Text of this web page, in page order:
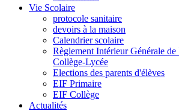
Vie Scolaire
protocole sanitaire
devoirs à la maison
Calendrier scolaire
Règlement Intérieur Générale
Collège-Lycée
Elections des parents d'élèves
EIF Primaire
EIF Collège
Actualités